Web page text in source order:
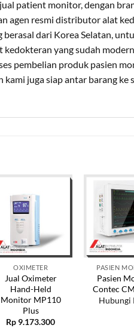
patient monitor, dengan
agen resmi distributor alat
dari Korea Selatan,
yang sudah
pembelian produk pasien
juga siap antar barang ke
OXIMETER
Jual Oximeter
Hand-Held
Monitor MP110
Plus
Rp 9.173.300
PASIEN
Pasien
Contec
Hubungi